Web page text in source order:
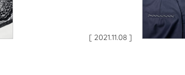
[ 2021.11.08 ]